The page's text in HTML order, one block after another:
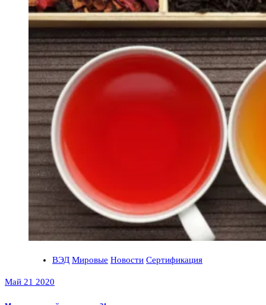
ВЭД Мировые Новости Сертификация
Май 21 2020